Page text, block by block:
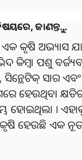
ଜାଣନ୍ତୁ...
କୃଷି ଅଭ୍ୟାସ
କିମ୍ବା ପଶୁ
ସିନ୍ଥେଟିକ୍ ସାର
ହେଉଥିବା କ୍ଷତିର
ହୋଇଥିଲା ।
ହେଉଛି ଏକ